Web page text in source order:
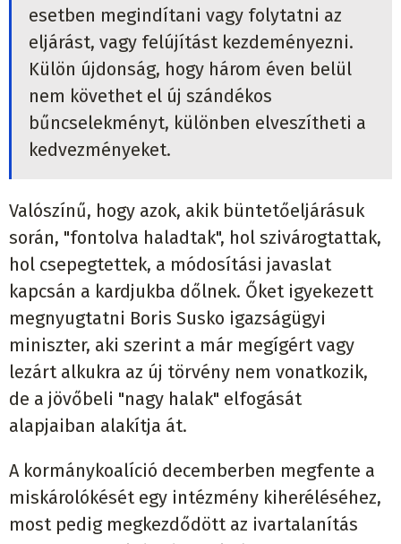
esetben megindítani vagy folytatni az
eljárást, vagy felújítást kezdeményezni.
Külön újdonság, hogy három éven belül
nem követhet el új szándékos
bűncselekményt, különben elveszítheti a
kedvezményeket.
Valószínű, hogy azok, akik büntetőeljárásuk
során, "fontolva haladtak", hol szivárogtattak,
hol csepegtettek, a módosítási javaslat
kapcsán a kardjukba dőlnek. Őket igyekezett
megnyugtatni Boris Susko igazságügyi
miniszter, aki szerint a már megígért vagy
lezárt alkukra az új törvény nem vonatkozik,
de a jövőbeli "nagy halak" elfogását
alapjaiban alakítja át.
A kormánykoalíció decemberben megfente a
miskárolókését egy intézmény kiheréléséhez,
most pedig megkezdődött az ivartalanítás